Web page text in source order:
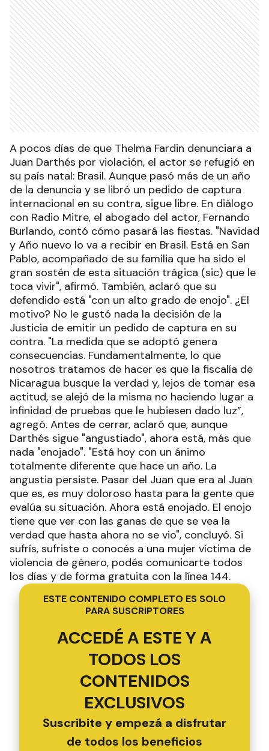
A pocos días de que Thelma Fardin denunciara a
Juan Darthés por violación, el actor se refugió en
su país natal: Brasil. Aunque pasó más de un año
de la denuncia y se libró un pedido de captura
internacional en su contra, sigue libre. En diálogo
con Radio Mitre, el abogado del actor, Fernando
Burlando, contó cómo pasará las fiestas. "Navidad
y Año nuevo lo va a recibir en Brasil. Está en San
Pablo, acompañado de su familia que ha sido el
gran sostén de esta situación trágica (sic) que le
toca vivir", afirmó. También, aclaró que su
defendido está "con un alto grado de enojo". ¿El
motivo? No le gustó nada la decisión de la
Justicia de emitir un pedido de captura en su
contra. "La medida que se adoptó genera
consecuencias. Fundamentalmente, lo que
nosotros tratamos de hacer es que la fiscalía de
Nicaragua busque la verdad y, lejos de tomar esa
actitud, se alejó de la misma no haciendo lugar a
infinidad de pruebas que le hubiesen dado luz”,
agregó. Antes de cerrar, aclaró que, aunque
Darthés sigue "angustiado", ahora está, más que
nada "enojado". "Está hoy con un ánimo
totalmente diferente que hace un año. La
angustia persiste. Pasar del Juan que era al Juan
que es, es muy doloroso hasta para la gente que
evalúa su situación. Ahora está enojado. El enojo
tiene que ver con las ganas de que se vea la
verdad que hasta ahora no se vio", concluyó. Si
sufrís, sufriste o conocés a una mujer víctima de
violencia de género, podés comunicarte todos
los días y de forma gratuita con la línea 144.
ESTE CONTENIDO COMPLETO ES SOLO
PARA SUSCRIPTORES
ACCEDÉ A ESTE Y A
TODOS LOS
CONTENIDOS
EXCLUSIVOS
Suscribite y empezá a disfrutar
de todos los beneficios